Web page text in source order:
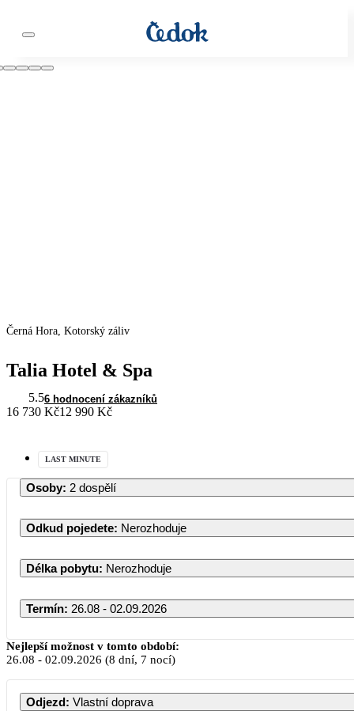
Černá Hora, Kotorský záliv
Talia Hotel & Spa
5.56 hodnocení zákazníků
16 730 Kč12 990 Kč
LAST MINUTE
Osoby: 2 dospělí
Odkud pojedete: Nerozhoduje
Délka pobytu: Nerozhoduje
Termín: 26.08 - 02.09.2026
Srpen 2026
PO ÚT ST ČT PÁ SO NE
Nejlepší možnost v tomto období:
26.08 - 02.09.2026 (8 dní, 7 nocí)
Odjezd: Vlastní doprava